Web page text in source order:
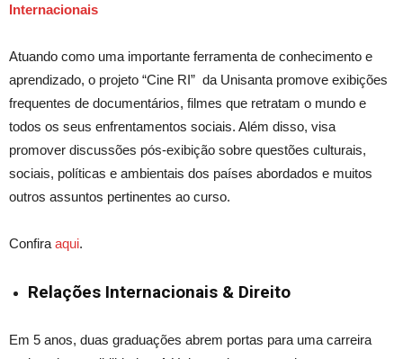
Internacionais
Atuando como uma importante ferramenta de conhecimento e
aprendizado, o projeto “Cine RI” da Unisanta promove exibições
frequentes de documentários, filmes que retratam o mundo e
todos os seus enfrentamentos sociais. Além disso, visa
promover discussões pós-exibição sobre questões culturais,
sociais, políticas e ambientais dos países abordados e muitos
outros assuntos pertinentes ao curso.
Confira aqui.
Relações Internacionais & Direito
Em 5 anos, duas graduações abrem portas para uma carreira